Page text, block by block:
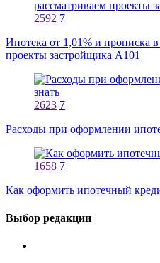
2592 7
Ипотека от 1,01% и прописка
проекты застройщика А101
2623 7
Расходы при оформлении
1658 7
Как оформить ипотечный
Выбор редакции